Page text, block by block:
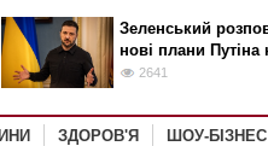
Зеленський
нові плани Путіна
2641
ЗДОРОВ'Я ШОУ-БІЗНЕС